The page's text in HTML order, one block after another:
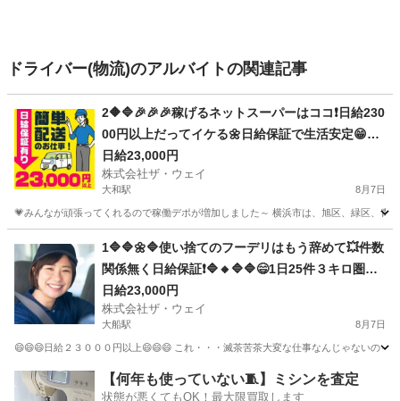
ドライバー(物流)のアルバイトの関連記事
2🔶🔷🎉🎉🎉稼げるネットスーパーはココ❗️日給230
00円以上だってイケる🌼日給保証で生活安定😁😁
😁
日給23,000円
株式会社ザ・ウェイ
大和駅 8月7日
💗みんなが頑張ってくれるので稼働デポが増加しました～ 横浜市は、旭区、緑区、
大和駅 ドライバー ネットスーパー
1🔷🔷🌼🔷使い捨てのフーデリはもう辞めて💥件数
関係無く日給保証❗🔷🔸🔷🔷😄1日25件３キロ圏内
の配送❗️朝10：30出勤で2.3万円以上を楽々GET✨
✨
日給23,000円
株式会社ザ・ウェイ
大船駅 8月7日
😄😄😄日給２３０００円以上😄😄😄 これ・・・滅茶苦茶大変な仕事なんじゃないの
神奈川 鎌倉市 大船駅 配送 ネットスーパー
【何年も使っていない🧵】ミシンを査定
状態が悪くてもOK！最大限買取します